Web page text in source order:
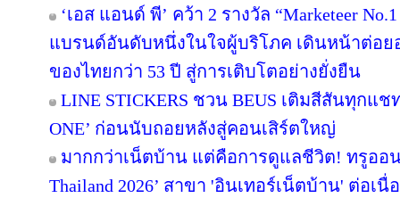
‘เอส แอนด์ พี’ คว้า 2 รางวัล “Marketeer
แบรนด์อันดับหนึ่งในใจผู้บริโภค เดินหน้าต่อย
ของไทยกว่า 53 ปี สู่การเติบโตอย่างยั่งยืน
LINE STICKERS ชวน BEUS เติมสีสันทุกแช
ONE’ ก่อนนับถอยหลังสู่คอนเสิร์ตใหญ่
มากกว่าเน็ตบ้าน แต่คือการดูแลชีวิต! ทรูออน
Thailand 2026’ สาขา 'อินเทอร์เน็ตบ้าน' ต่อเ